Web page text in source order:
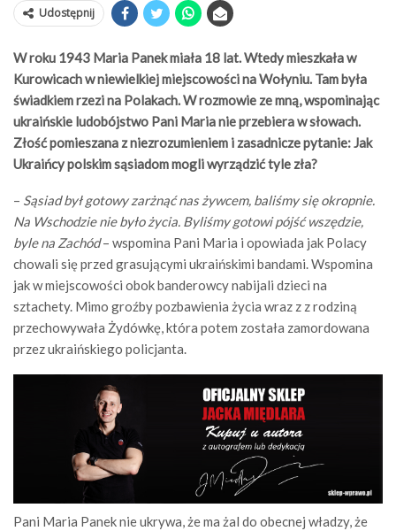
Udostępnij
W roku 1943 Maria Panek miała 18 lat. Wtedy mieszkała w
Kurowicach w niewielkiej miejscowości na Wołyniu. Tam była
świadkiem rzezi na Polakach. W rozmowie ze mną, wspominając
ukraińskie ludobójstwo Pani Maria nie przebiera w słowach.
Złość pomieszana z niezrozumieniem i zasadnicze pytanie: Jak
Ukraińcy polskim sąsiadom mogli wyrządzić tyle zła?
– Sąsiad był gotowy zarżnąć nas żywcem, baliśmy się okropnie.
Na Wschodzie nie było życia. Byliśmy gotowi pójść wszędzie,
byle na Zachód– wspomina Pani Maria i opowiada jak Polacy
chowali się przed grasującymi ukraińskimi bandami. Wspomina
jak w miejscowości obok banderowcy nabijali dzieci na
sztachety. Mimo groźby pozbawienia życia wraz z z rodziną
przechowywała Żydówkę, która potem została zamordowana
przez ukraińskiego policjanta.
Pani Maria Panek nie ukrywa, że ma żal do obecnej władzy, że